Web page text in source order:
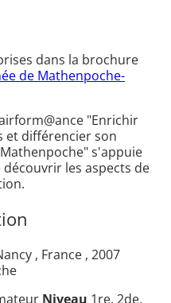
dans la brochure
de Mathenpoche-
"Enrichir
et différencier son
s'appuie
les aspects de
, France , 2007
Niveau 1re, 2de,